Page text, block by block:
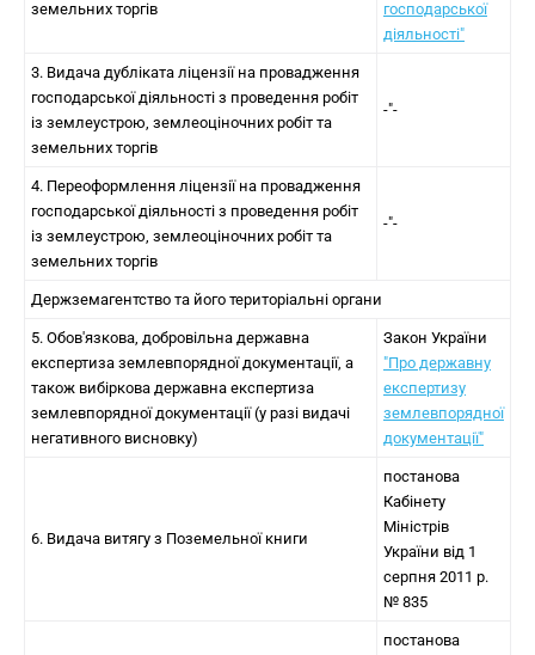
земельних торгів
господарської
діяльності"
3. Видача дубліката ліцензії на провадження
господарської діяльності з проведення робіт
із землеустрою, землеоціночних робіт та
земельних торгів
-"-
4. Переоформлення ліцензії на провадження
господарської діяльності з проведення робіт
із землеустрою, землеоціночних робіт та
земельних торгів
-"-
Держземагентство та його територіальні органи
5. Обов'язкова, добровільна державна
експертиза землевпорядної документації, а
також вибіркова державна експертиза
землевпорядної документації (у разі видачі
негативного висновку)
Закон України
"Про державну
експертизу
землевпорядної
документації"
6. Видача витягу з Поземельної книги
постанова
Кабінету
Міністрів
України від 1
серпня 2011 р.
№ 835
постанова